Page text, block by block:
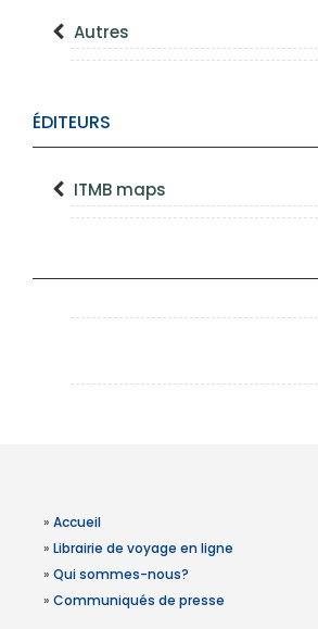
Autres
ÉDITEURS
ITMB maps
» Accueil
» Librairie de voyage en ligne
» Qui sommes-nous?
» Communiqués de presse